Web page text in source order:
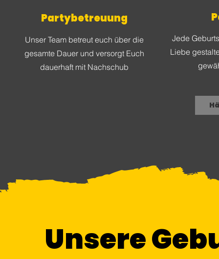
Partybetreuung
Unser Team betreut euch über die
gesamte Dauer und versorgt Euch
dauerhaft mit Nachschub
Jede
Liebe
Unsere